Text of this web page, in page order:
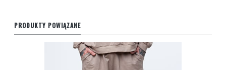
PRODUKTY POWIĄZANE